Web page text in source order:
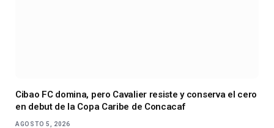
Cibao FC domina, pero Cavalier resiste y conserva el cero
en debut de la Copa Caribe de Concacaf
AGOSTO 5, 2026